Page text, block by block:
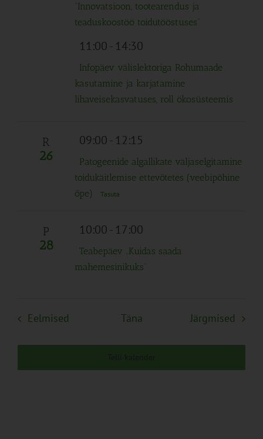
“Innovatsioon, tootearendus ja
teaduskoostöö toidutööstuses”
11:00- 14:30
Infopäev välislektoriga Rohumaade
kasutamine ja karjatamine
lihaveisekasvatuses, roll ökosüsteemis
R
26
09:00- 12:15
Patogeenide algallikate väljaselgitamine
toidukäitlemise ettevõtetes (veebipõhine
õpe)
Tasuta
P
28
10:00- 17:00
Teabepäev „Kuidas saada
mahemesinikuks“
Eelmised SündmusedTäna Järgmised